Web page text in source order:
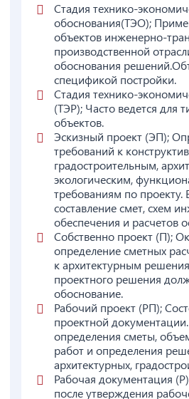
Стадия технико-
обоснования(ТЭО);
объектов инженерно-
производственной
обоснования
спецификой постройки.
Стадия технико-
(ТЭР); Часто ведется для
объектов.
Эскизный проект (ЭП);
требований к
градостроительным,
экологическим,
требованиям по
составление смет, схем
обеспечения и расчетов
Собственно проект (П);
определение сметных
к архитектурным
проектного решения
обоснование.
Рабочий проект (РП);
проектной
определения сметы,
работ и определения
архитектурных,
Рабочая документация
после утверждения